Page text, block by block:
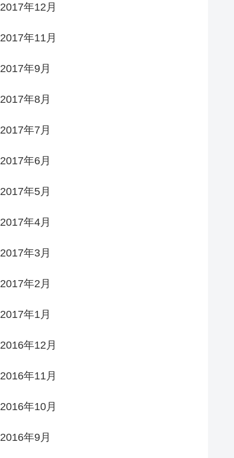
2017年12月
2017年11月
2017年9月
2017年8月
2017年7月
2017年6月
2017年5月
2017年4月
2017年3月
2017年2月
2017年1月
2016年12月
2016年11月
2016年10月
2016年9月